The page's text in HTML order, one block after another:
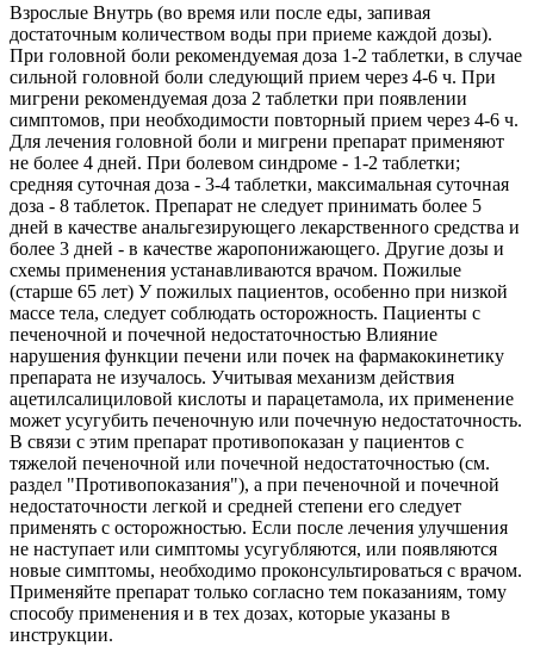
Взрослые Внутрь (во время или после еды, запивая
достаточным количеством воды при приеме каждой дозы).
При головной боли рекомендуемая доза 1-2 таблетки, в случае
сильной головной боли следующий прием через 4-6 ч. При
мигрени рекомендуемая доза 2 таблетки при появлении
симптомов, при необходимости повторный прием через 4-6 ч.
Для лечения головной боли и мигрени препарат применяют
не более 4 дней. При болевом синдроме - 1-2 таблетки;
средняя суточная доза - 3-4 таблетки, максимальная суточная
доза - 8 таблеток. Препарат не следует принимать более 5
дней в качестве анальгезирующего лекарственного средства и
более 3 дней - в качестве жаропонижающего. Другие дозы и
схемы применения устанавливаются врачом. Пожилые
(старше 65 лет) У пожилых пациентов, особенно при низкой
массе тела, следует соблюдать осторожность. Пациенты с
печеночной и почечной недостаточностью Влияние
нарушения функции печени или почек на фармакокинетику
препарата не изучалось. Учитывая механизм действия
ацетилсалициловой кислоты и парацетамола, их применение
может усугубить печеночную или почечную недостаточность.
В связи с этим препарат противопоказан у пациентов с
тяжелой печеночной или почечной недостаточностью (см.
раздел "Противопоказания"), а при печеночной и почечной
недостаточности легкой и средней степени его следует
применять с осторожностью. Если после лечения улучшения
не наступает или симптомы усугубляются, или появляются
новые симптомы, необходимо проконсультироваться с врачом.
Применяйте препарат только согласно тем показаниям, тому
способу применения и в тех дозах, которые указаны в
инструкции.